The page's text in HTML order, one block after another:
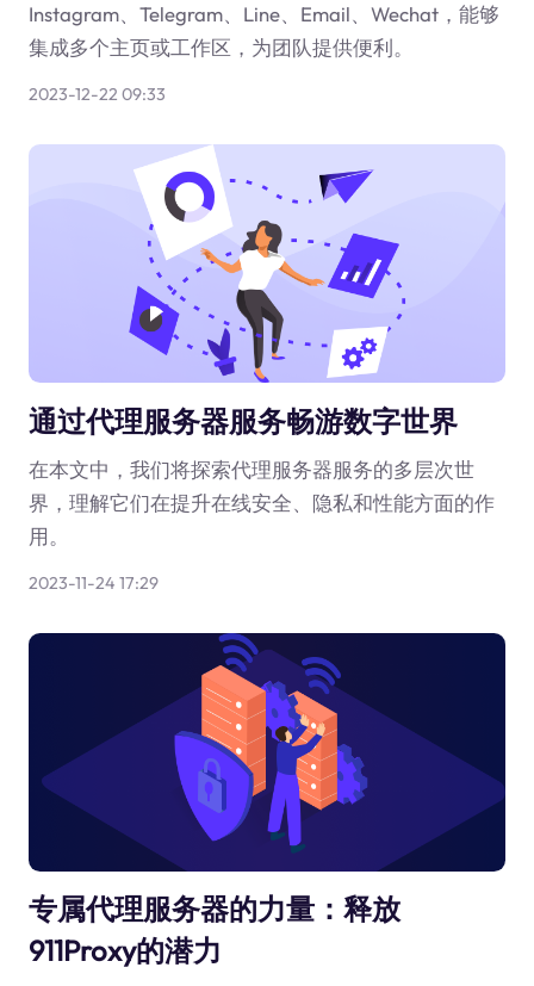
Instagram、Telegram、Line、Email、Wechat，能够
集成多个主页或工作区，为团队提供便利。
2023-12-22 09:33
通过代理服务器服务畅游数字世界
在本文中，我们将探索代理服务器服务的多层次世
界，理解它们在提升在线安全、隐私和性能方面的作
用。
2023-11-24 17:29
专属代理服务器的力量：释放
911Proxy的潜力